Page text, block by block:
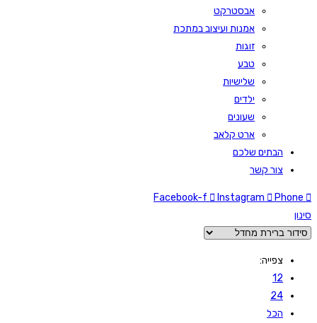
אבסטרקט
אמנות ועיצוב במתכת
זוגות
טבע
שלישיות
ילדים
שעונים
ארט קלאב
הבתים שלכם
צור קשר
Facebook-f Instagram
Phone
סינון
צפייה:
12
24
הכל